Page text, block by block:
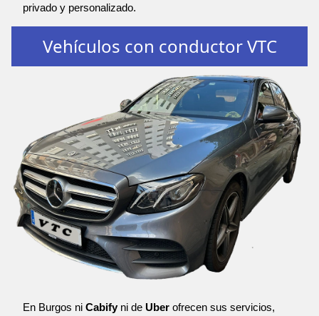
privado y personalizado.
Vehículos con conductor VTC
En Burgos ni Cabify ni de Uber ofrecen sus servicios,